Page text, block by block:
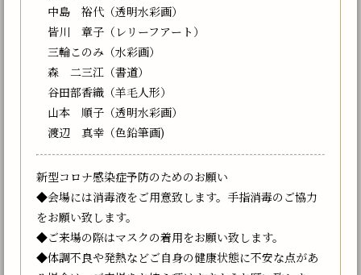
中島 裕代（透明水彩画）
皆川 章子（レリーフアート）
三輪このみ（水彩画）
森 二三江（書道）
谷田部香織（羊毛人形）
山本 順子（透明水彩画）
渡辺 真幸（色鉛筆画)
新型コロナ感染症予防のためのお願い
◆会場には消毒液をご用意致します。手指消毒のご協力
をお願い致します。
◆ご来場の際はマスクの着用をお願い致します。
◆体調不良や発熱などご自身の健康状態に不安な点があ